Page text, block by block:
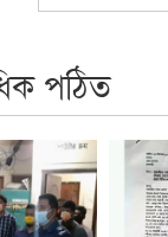
পঠিত